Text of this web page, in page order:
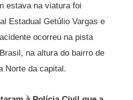
estava na viatura foi
Estadual Getúlio Vargas e
ocorreu na pista
na altura do bairro de
Norte da capital.